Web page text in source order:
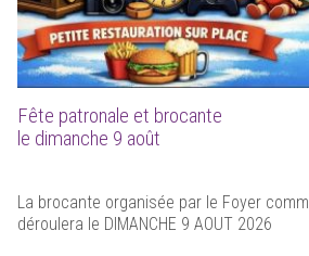
Fête patronale et brocante
le dimanche 9 août
La brocante organisée par le Foyer
déroulera le DIMANCHE 9 AOUT 2026